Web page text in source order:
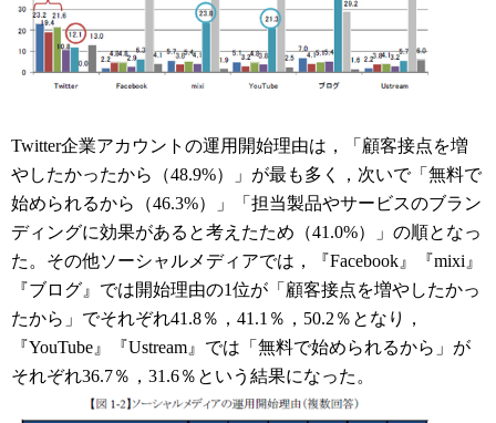
Twitter企業アカウントの運用開始理由は，「顧客接点を増
やしたかったから（48.9%）」が最も多く，次いで「無料で
始められるから（46.3%）」「担当製品やサービスのブラン
ディングに効果があると考えたため（41.0%）」の順となっ
た。その他ソーシャルメディアでは，『Facebook』『mixi』
『ブログ』では開始理由の1位が「顧客接点を増やしたかっ
たから」でそれぞれ41.8％，41.1％，50.2％となり，
『YouTube』『Ustream』では「無料で始められるから」が
それぞれ36.7％，31.6％という結果になった。